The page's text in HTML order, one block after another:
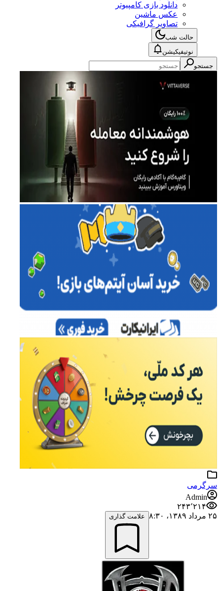
دانلود بازی کامپیوتر
عکس ماشین
تصاویر گرافیکی
حالت شب
نوتیفیکیشن
جستجو
سرگرمی
Admin
۲۴۳٬۲۱۴
۲۵ مرداد ۱۳۸۹،‏ ۸:۳۰
علامت گذاری